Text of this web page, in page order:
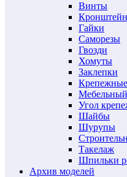
Винты
Гайки
Саморезы
Гвозди
Хомуты
Заклепки
Угол
Шайбы
Шурупы
Такелаж
Шпильки
Архив моделей